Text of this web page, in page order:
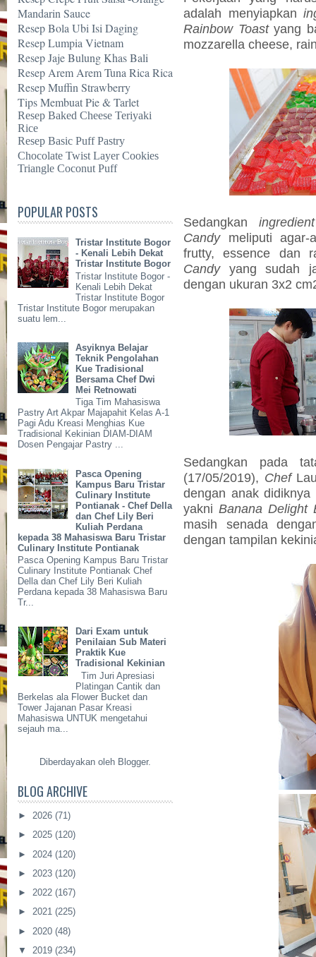
Mandarin Sauce
Resep Bola Ubi Isi Daging
Resep Lumpia Vietnam
Resep Jaje Bulung Khas Bali
Resep Arem Arem Tuna Rica Rica
Resep Muffin Strawberry
Tips Membuat Pie & Tarlet
Resep Baked Cheese Teriyaki
Rice
Resep Basic Puff Pastry
Chocolate Twist Layer Cookies
Triangle Coconut Puff
POPULAR POSTS
Tristar Institute Bogor
- Kenali Lebih Dekat
Tristar Institute Bogor
Tristar Institute Bogor -
Kenali Lebih Dekat
Tristar Institute Bogor
Tristar Institute Bogor merupakan
suatu lem...
Asyiknya Belajar
Teknik Pengolahan
Kue Tradisional
Bersama Chef Dwi
Mei Retnowati
Tiga Tim Mahasiswa
Pastry Art Akpar Majapahit Kelas A-1
Pagi Adu Kreasi Menghias Kue
Tradisional Kekinian DIAM-DIAM
Dosen Pengajar Pastry ...
Pasca Opening
Kampus Baru Tristar
Culinary Institute
Pontianak - Chef Della
dan Chef Lily Beri
Kuliah Perdana
kepada 38 Mahasiswa Baru Tristar
Culinary Institute Pontianak
Pasca Opening Kampus Baru Tristar
Culinary Institute Pontianak Chef
Della dan Chef Lily Beri Kuliah
Perdana kepada 38 Mahasiswa Baru
Tr...
Dari Exam untuk
Penilaian Sub Materi
Praktik Kue
Tradisional Kekinian
Tim Juri Apresiasi
Platingan Cantik dan
Berkelas ala Flower Bucket dan
Tower Jajanan Pasar Kreasi
Mahasiswa UNTUK mengetahui
sejauh ma...
Diberdayakan oleh Blogger.
BLOG ARCHIVE
► 2026 (71)
► 2025 (120)
► 2024 (120)
► 2023 (120)
► 2022 (167)
► 2021 (225)
► 2020 (48)
▼ 2019 (234)
adalah menyiapkan
Rainbow Toastyang
mozzarella cheese,
Sedangkan ingredient
Candymeliputi agar-
frutty, essence dan
Candyyang sudah
dengan ukuran 3x2
Sedangkan pada
(17/05/2019), Chef
dengan anak
yakni Banana Delight
masih senada
dengan tampilan